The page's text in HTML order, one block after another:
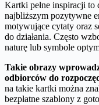
Kartki pełne inspiracji to
najbliższym pozytywne
motywujące cytaty oraz
do działania. Często
naturę lub symbole
Takie obrazy
odbiorców do
na takie kartki można
bezpłatne szablony z